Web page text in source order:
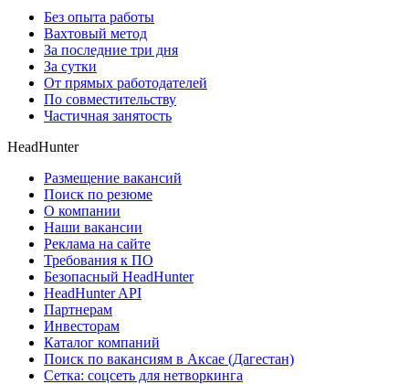
Без опыта работы
Вахтовый метод
За последние три дня
За сутки
От прямых работодателей
По совместительству
Частичная занятость
HeadHunter
Размещение вакансий
Поиск по резюме
О компании
Наши вакансии
Реклама на сайте
Требования к ПО
Безопасный HeadHunter
HeadHunter API
Партнерам
Инвесторам
Каталог компаний
Поиск по вакансиям в Аксае (Дагестан)
Сетка: соцсеть для нетворкинга